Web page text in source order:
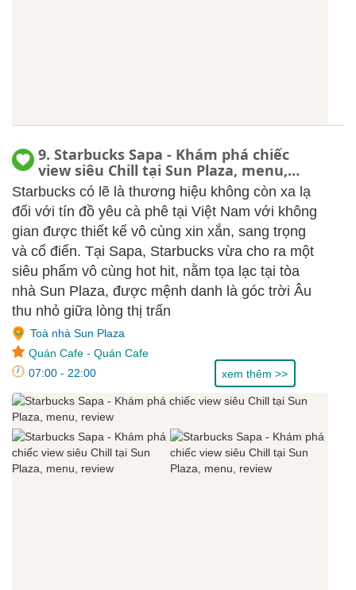
9. Starbucks Sapa - Khám phá chiếc
view siêu Chill tại Sun Plaza, menu,
review
Starbucks có lẽ là thương hiệu không còn xa lạ
đối với tín đồ yêu cà phê tại Việt Nam với không
gian được thiết kế vô cùng xin xắn, sang trọng
và cổ điển. Tại Sapa, Starbucks vừa cho ra một
siêu phẩm vô cùng hot hit, nằm tọa lạc tại tòa
nhà Sun Plaza, được mệnh danh là góc trời Âu
thu nhỏ giữa lòng thị trấn
Toà nhà Sun Plaza
Quán Cafe - Quán Cafe
07:00 - 22:00
xem thêm >>